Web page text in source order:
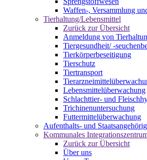
Waffen-, Versammlung
Tierhaltung/Lebensmittel
Zurück zur Übersicht
Anmeldung von
Tiergesundheit/ -
Tierkörperbeseitigung
Tierschutz
Tiertransport
Lebensmittelüberwachung
Schlachttier- und
Trichinenuntersuchung
Futtermittelüberwachung
Aufenthalts- und
Kommunales
Zurück zur Übersicht
Über uns